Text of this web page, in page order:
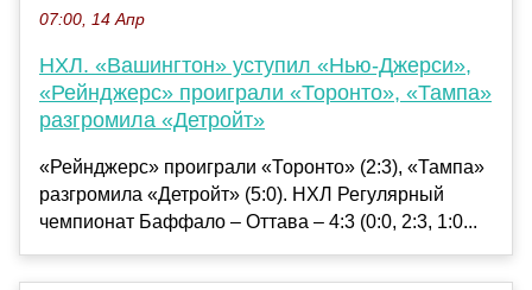
07:00, 14 Апр
НХЛ. «Вашингтон» уступил «Нью-Джерси»,
«Рейнджерс» проиграли «Торонто», «Тампа»
разгромила «Детройт»
«Рейнджерс» проиграли «Торонто» (2:3), «Тампа»
разгромила «Детройт» (5:0). НХЛ Регулярный
чемпионат Баффало – Оттава – 4:3 (0:0, 2:3, 1:0...